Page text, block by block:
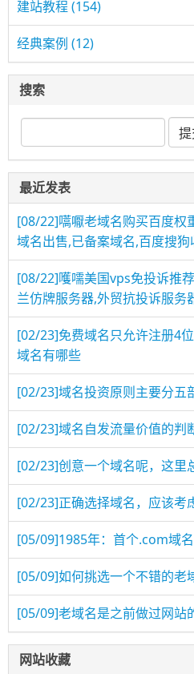
建站教程 (154)
经典案例 (12)
搜索
最近发表
[08/22]嚆嚈老域名购买百度权
域名出售,已备案域名,百度搜
[08/22]嚄嚅美国vps免投诉推
兰仿牌服务器,外贸抗投诉服务
[02/23]免费域名只允许注册4
域名有哪些
[02/23]域名投资原则主要分五
[02/23]域名自发流量价值的判
[02/23]创意一个域名呢，这里
[02/23]正确选择域名，应该考
[05/09]1985年：首个.com域
[05/09]如何挑选一个不错的老
[05/09]老域名是之前做过网站
网站收藏